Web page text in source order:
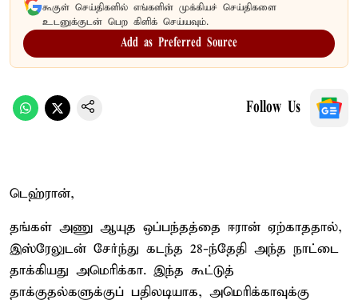
கூகுள் செய்திகளில் எங்களின் முக்கியச் செய்திகளை
உடனுக்குடன் பெற கிளிக் செய்யவும்.
Add as Preferred Source
Follow Us
டெஹ்ரான்,
தங்கள் அணு ஆயுத ஒப்பந்தத்தை ஈரான் ஏற்காததால்,
இஸ்ரேலுடன் சேர்ந்து கடந்த 28-ந்தேதி அந்த நாட்டை
தாக்கியது அமெரிக்கா. இந்த கூட்டுத்
தாக்குதல்களுக்குப் பதிலடியாக, அமெரிக்காவுக்கு